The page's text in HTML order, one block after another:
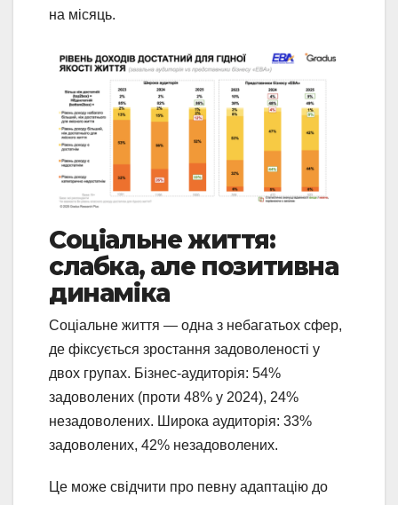
на місяць.
Соціальне життя:
слабка, але позитивна
динаміка
Соціальне життя — одна з небагатьох сфер,
де фіксується зростання задоволеності у
двох групах. Бізнес-аудиторія: 54%
задоволених (проти 48% у 2024), 24%
незадоволених. Широка аудиторія: 33%
задоволених, 42% незадоволених.
Це може свідчити про певну адаптацію до